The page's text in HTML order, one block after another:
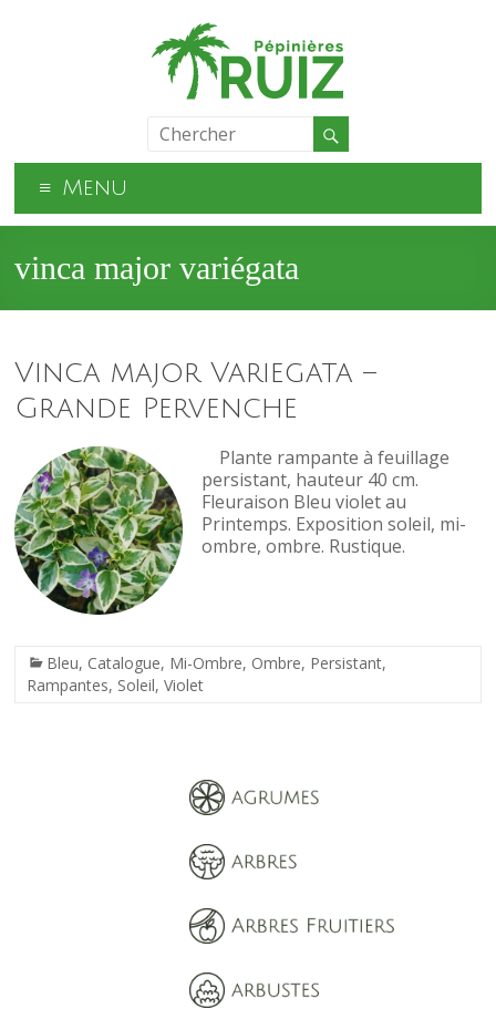
Menu
vinca major variégata
Vinca major Variegata –
Grande Pervenche
Plante rampante à feuillage
persistant, hauteur 40 cm.
Fleuraison Bleu violet au
Printemps. Exposition soleil, mi-
ombre, ombre. Rustique.
Bleu, Catalogue, Mi-Ombre, Ombre, Persistant,
Rampantes, Soleil,Violet